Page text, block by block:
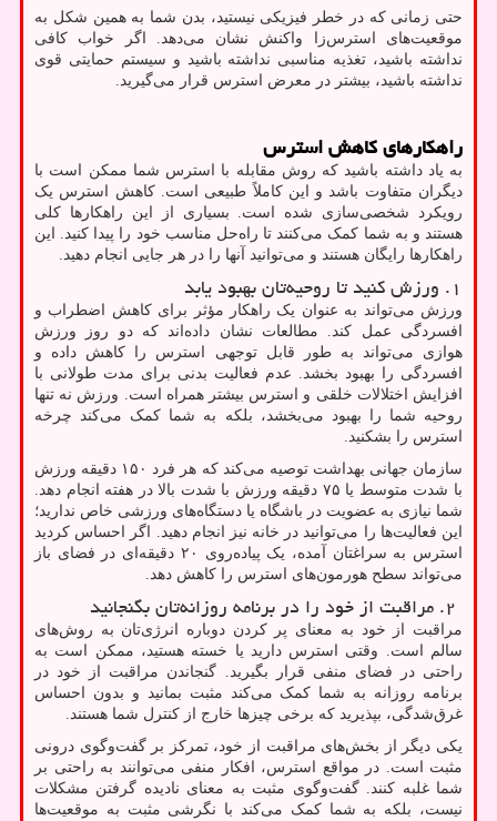
حتی زمانی که در خطر فیزیکی نیستید، بدن شما به همین شکل به
موقعیت‌های استرس‌زا واکنش نشان می‌دهد. اگر خواب کافی
نداشته باشید، تغذیه مناسبی نداشته باشید و سیستم حمایتی قوی
نداشته باشید، بیشتر در معرض استرس قرار می‌گیرید.
راهکارهای کاهش استرس
به یاد داشته باشید که روش مقابله با استرس شما ممکن است با
دیگران متفاوت باشد و این کاملاً طبیعی است. کاهش استرس یک
رویکرد شخصی‌سازی شده است. بسیاری از این راهکارها کلی
هستند و به شما کمک می‌کنند تا راه‌حل مناسب خود را پیدا کنید. این
راهکارها رایگان هستند و می‌توانید آنها را در هر جایی انجام دهید.
۱. ورزش کنید تا روحیه‌تان بهبود یابد
ورزش می‌تواند به عنوان یک راهکار مؤثر برای کاهش اضطراب و
افسردگی عمل کند. مطالعات نشان داده‌اند که دو روز ورزش
هوازی می‌تواند به طور قابل توجهی استرس را کاهش داده و
افسردگی را بهبود بخشد. عدم فعالیت بدنی برای مدت طولانی با
افزایش اختلالات خلقی و استرس بیشتر همراه است. ورزش نه تنها
روحیه شما را بهبود می‌بخشد، بلکه به شما کمک می‌کند چرخه
استرس را بشکنید.
سازمان جهانی بهداشت توصیه می‌کند که هر فرد ۱۵۰ دقیقه ورزش
با شدت متوسط یا ۷۵ دقیقه ورزش با شدت بالا در هفته انجام دهد.
شما نیازی به عضویت در باشگاه یا دستگاه‌های ورزشی خاص ندارید؛
این فعالیت‌ها را می‌توانید در خانه نیز انجام دهید. اگر احساس کردید
استرس به سراغتان آمده، یک پیاده‌روی ۲۰ دقیقه‌ای در فضای باز
می‌تواند سطح هورمون‌های استرس را کاهش دهد.
مراقبت از خود به معنای پر کردن دوباره انرژی‌تان به روش‌های
سالم است. وقتی استرس دارید یا خسته هستید، ممکن است به
راحتی در فضای منفی قرار بگیرید. گنجاندن مراقبت از خود در
برنامه روزانه به شما کمک می‌کند مثبت بمانید و بدون احساس
غرق‌شدگی، بپذیرید که برخی چیزها خارج از کنترل شما هستند.
یکی دیگر از بخش‌های مراقبت از خود، تمرکز بر گفت‌وگوی درونی
مثبت است. در مواقع استرس، افکار منفی می‌توانند به راحتی بر
شما غلبه کنند. گفت‌وگوی مثبت به معنای نادیده گرفتن مشکلات
نیست، بلکه به شما کمک می‌کند با نگرشی مثبت به موقعیت‌ها